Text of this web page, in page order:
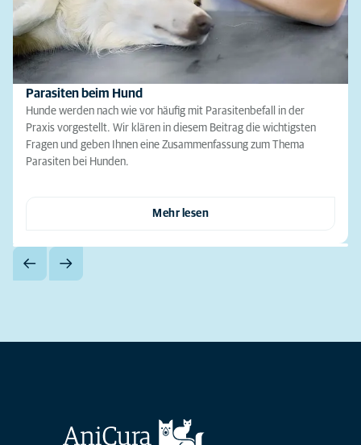
Parasiten beim Hund
Hunde werden nach wie vor häufig mit Parasitenbefall in der
Praxis vorgestellt. Wir klären in diesem Beitrag die wichtigsten
Fragen und geben Ihnen eine Zusammenfassung zum Thema
Parasiten bei Hunden.
Mehr lesen